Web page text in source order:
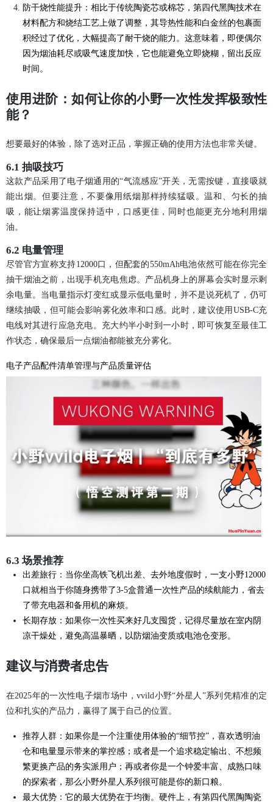
防干烧性能提升：相比于传统陶瓷芯或棉芯，第四代黑陶技术在
材料配方和烧结工艺上做了调整，其导热性能和白金丝的包裹面
积经过了优化，大幅提高了耐干烧的能力。这意味着，即便偶尔
因为烟油耗尽或吸气速度加快，它也能避免立即烧糊，留出反应
时间。
使用进阶：如何让你的小野一次性发挥极致性
能？
想要最好的体验，除了选对正品，掌握正确的使用方法也非常关键。
6.1 抽吸技巧
这款产品采用了电子烟通用的“气流感应”开关，无需按键，直接吸就
能出烟。但要注意，不要像用纸烟那样持续猛吸。温和、匀长的抽
吸，能让烟雾温度保持适中，口感更佳，同时也能更充分地利用烟
油。
6.2 电量管理
尽管官方宣称支持12000口，但配套的550mAh电池依然可能在你完全
抽干烟油之前，出现手机充电焦虑。产品机身上的屏幕会实时显示剩
余电量。当电量指示灯变红或显示低电量时，并不是说死机了，仍可
继续抽吸，但可能会影响雾化效率和口感。此时，建议使用USB-C充
电线对其进行应急充电。充大约半小时到一小时，即可恢复至最佳工
作状态，确保最后一点烟油都能被充分雾化。
电子产品配件清单管理与产品质量评估
6.3 场景推荐
出差旅行：当你坐高铁飞机出差、去外地度假时，一支小野12000
口就相当于你随身携带了3-5盒普通一次性产品的续航能力，省去
了带充电器和备用机的麻烦。
长期存放：如果你一次性买来好几支囤货，记得尽量放在室内阴
凉干燥处，避免高温暴晒，以防烟油变质或电池仓变形。
建议与消费者忠告
在2025年的一次性电子烟市场中，vvild小野“外星人”系列凭精准的定
位和扎实的产品力，赢得了属于自己的位置。
推荐人群：如果你是一个注重使用体验的“细节控”，喜欢透明油
仓和电量显示带来的掌控感；或者是一个追求稳定输出、不想频
繁更换产品的务实派用户；再或者你是一个钟爱丰富、成熟口味
的探索者，那么小野外星人系列很可能是你的新口粮。
最大优势：它的最大优势在于均衡。硬件上，有第四代黑陶陶瓷